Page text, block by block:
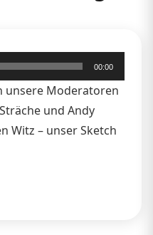
00:00
unsere Moderatoren
und Andy
Witz – unser Sketch